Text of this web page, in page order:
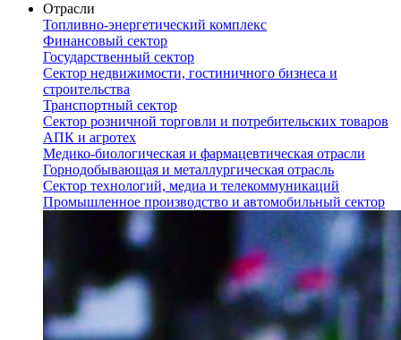
Отрасли
Топливно-энергетический комплекс
Финансовый сектор
Государственный сектор
Сектор недвижимости, гостиничного бизнеса и
строительства
Транспортный сектор
Сектор розничной торговли и потребительских товаров
АПК и агротех
Медико-биологическая и фармацевтическая отрасли
Горнодобывающая и металлургическая отрасль
Сектор технологий, медиа и телекоммуникаций
Промышленное производство и автомобильный сектор